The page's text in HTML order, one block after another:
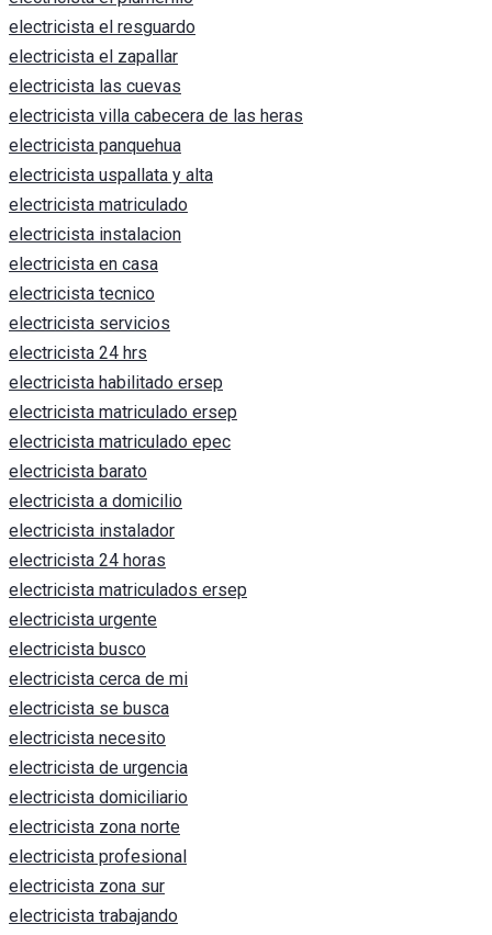
electricista el resguardo
electricista el zapallar
electricista las cuevas
electricista villa cabecera de las heras
electricista panquehua
electricista uspallata y alta
electricista matriculado
electricista instalacion
electricista en casa
electricista tecnico
electricista servicios
electricista 24 hrs
electricista habilitado ersep
electricista matriculado ersep
electricista matriculado epec
electricista barato
electricista a domicilio
electricista instalador
electricista 24 horas
electricista matriculados ersep
electricista urgente
electricista busco
electricista cerca de mi
electricista se busca
electricista necesito
electricista de urgencia
electricista domiciliario
electricista zona norte
electricista profesional
electricista zona sur
electricista trabajando